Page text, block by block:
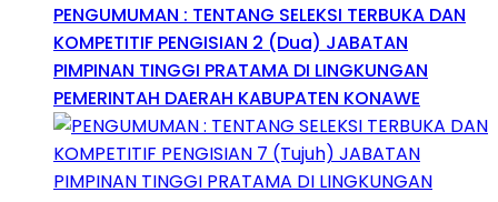
PENGUMUMAN : TENTANG SELEKSI TERBUKA DAN
KOMPETITIF PENGISIAN 2 (Dua) JABATAN
PIMPINAN TINGGI PRATAMA DI LINGKUNGAN
PEMERINTAH DAERAH KABUPATEN KONAWE